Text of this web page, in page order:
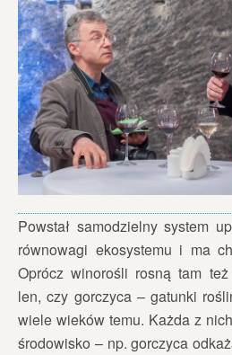
Powstał samodzielny system
równowagi ekosystemu i ma
Oprócz winorośli rosną tam
len, czy gorczyca – gatunki
wiele wieków temu. Każda z
środowisko – np. gorczyca